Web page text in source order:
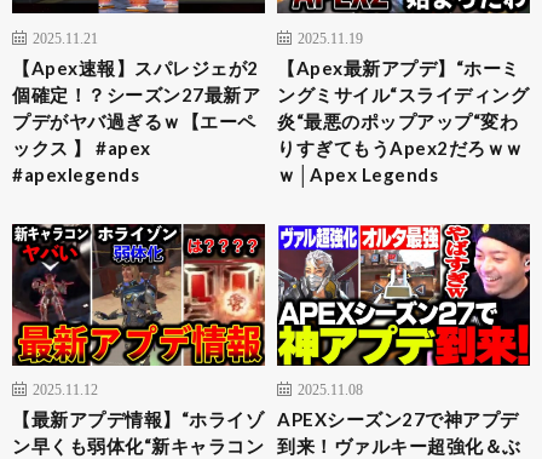
2025.11.21
【Apex速報】スパレジェが2
個確定！？シーズン27最新ア
プデがヤバ過ぎるｗ【エーペ
ックス 】 #apex
#apexlegends
2025.11.19
【Apex最新アプデ】“ホーミ
ングミサイル“スライディング
炎“最悪のポップアップ“変わ
りすぎてもうApex2だろｗｗ
ｗ│Apex Legends
2025.11.12
【最新アプデ情報】“ホライゾ
ン早くも弱体化“新キャラコン
2025.11.08
APEXシーズン27で神アプデ
到来！ヴァルキー超強化＆ぶ